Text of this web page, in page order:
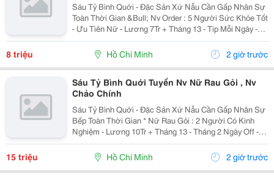
Sáu Tỷ Bình Quới - Đặc Sản Xứ Nẫu Cần Gấp Nhân Sự
Toàn Thời Gian &Bull; Nv Order : 5 Người Sức Khỏe Tốt
- Ưu Tiên Nữ - Lương 7Tr + Tháng 13 - Tip Mỗi Ngày -
Có Ca Suốt Hoặc Ca Gãy - Tháng 2 Ngày Off - Lễ X 2 -
Được Nghỉ Tết Nđ ...
8 triệu Hồ Chí Minh 2 giờ trước
Sáu Tỷ Bình Quới Tuyển Nv Nữ Rau Gỏi , Nv
Chảo Chính
Sáu Tỷ Bình Quới - Đặc Sản Xứ Nẫu Cần Gấp Nhân Sự
Bếp Toàn Thời Gian * Nữ Rau Gỏi : 2 Người Có Kinh
Nghiệm - Lương 10Tr + Tháng 13 - Tháng 2 Ngày Off -
Lễ X 2 - Được Nghỉ Tết Nđ * Chảo Chính : 2 Người Có
Kinh Nghiệm + Sức Khỏe Tốt...
15 triệu Hồ Chí Minh 2 giờ trước